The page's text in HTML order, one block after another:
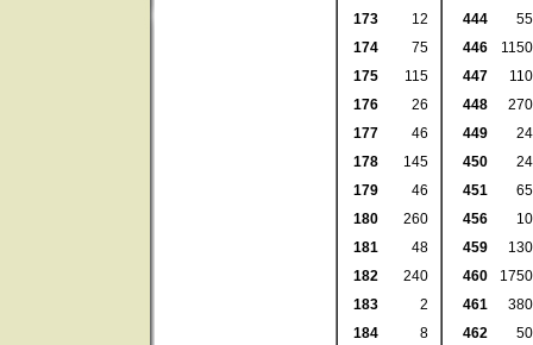
173
12
174
75
175
115
176
26
177
46
178
145
179
46
180
260
181
48
182
240
183
2
184
8
444
55
446
1150
447
110
448
270
449
24
450
24
451
65
456
10
459
130
460
1750
461
380
462
50